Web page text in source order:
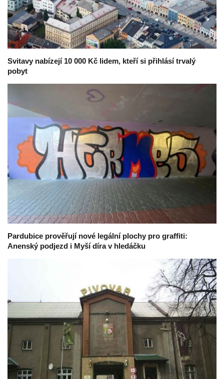
Svitavy nabízejí 10 000 Kč lidem, kteří si přihlásí trvalý
pobyt
Pardubice prověřují nové legální plochy pro graffiti:
Anenský podjezd i Myší díra v hledáčku